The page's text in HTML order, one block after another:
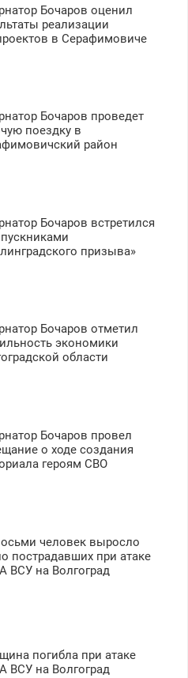
Бочаров оценил
реализации
в Серафимовиче
Бочаров проведет
поездку в
район
Бочаров встретился
призыва»
Бочаров отметил
экономики
области
Бочаров провел
о ходе создания
героям СВО
человек выросло
пострадавших при атаке
ВСУ на Волгоград
погибла при атаке
ВСУ на Волгоград